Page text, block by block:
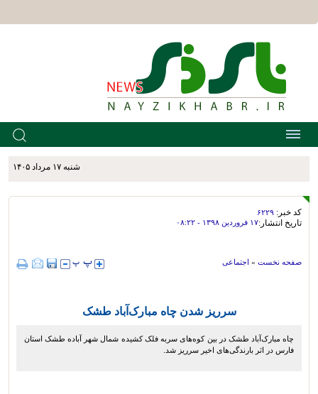
شنبه ۱۷ مرداد ۱۴۰۵
کد خبر: ۶۲۲۹
تاریخ انتشار:۱۷ فروردين ۱۳۹۸ - ۰۸:۲۲
صفحه نخست » اجتماعی
سرریز شدن چاه مبارک‌آباد طشک
چاه مبارک‌آباد طشک در بین کوه‌های سربه فلک کشیده شمال شهر آباده طشک استان
فارس در اثر بارندگی‌های اخیر سرریز شد.